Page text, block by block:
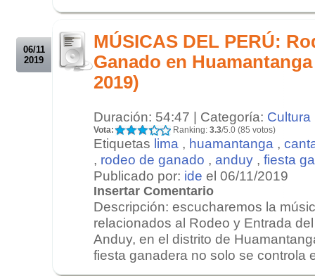
06/11
2019
MÚSICAS DEL PERÚ:
Ganado en
2019)
Duración: 54:47 | Categoría: Cultura
Vota: Ranking: 3.3/5.0 (85 votos)
Etiquetas lima , huamantanga ,
, rodeo de ganado , anduy , fiesta
Publicado por: ide el 06/11/2019
Insertar Comentario
Descripción: escucharemos la
relacionados al Rodeo y Entrada
Anduy, en el distrito de
fiesta ganadera no solo se controla